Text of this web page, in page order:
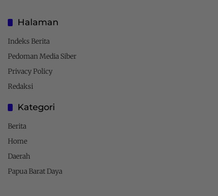
Halaman
Indeks Berita
Pedoman Media Siber
Privacy Policy
Redaksi
Kategori
Berita
Home
Daerah
Papua Barat Daya